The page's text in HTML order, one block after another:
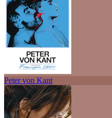
Peter von Kant